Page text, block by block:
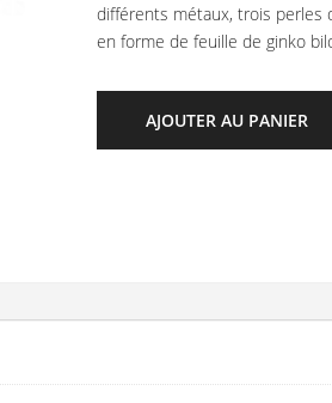
différents métaux, trois perles
en forme de feuille de ginko
AJOUTER AU PANIER